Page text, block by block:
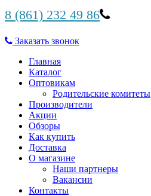
8 (861) 232 49 86
Заказать звонок
Главная
Каталог
Оптовикам
Родительские комитеты
Производители
Акции
Обзоры
Как купить
Доставка
О магазине
Наши партнеры
Вакансии
Контакты